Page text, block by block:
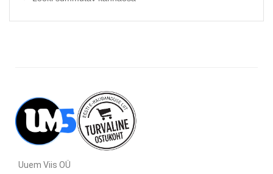
Uuem Viis OÜ